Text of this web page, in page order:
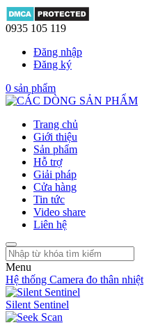
0935 105 119
Đăng nhập
Đăng ký
0 sản phẩm
Trang chủ
Giới thiệu
Sản phẩm
Hỗ trợ
Giải pháp
Cửa hàng
Tin tức
Video share
Liên hệ
Menu
Hệ thống Camera đo thân nhiệt
Silent Sentinel